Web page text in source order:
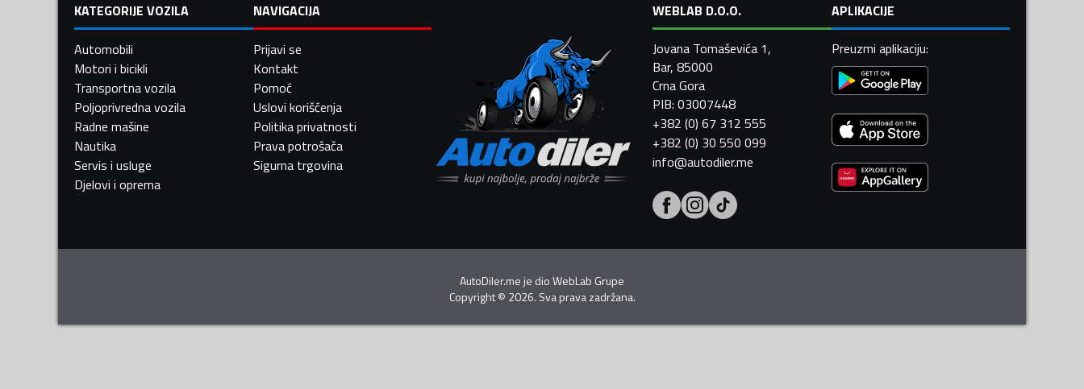
KATEGORIJE VOZILA
Automobili
Motori i bicikli
Transportna vozila
Poljoprivredna vozila
Radne mašine
Nautika
Servis i usluge
Djelovi i oprema
NAVIGACIJA
Prijavi se
Kontakt
Pomoć
Uslovi korišćenja
Politika privatnosti
Prava potrošača
Sigurna trgovina
WEBLAB D.O.O.
Jovana Tomaševića 1,
Bar, 85000
Crna Gora
PIB: 03007448
+382 (0) 67 312 555
+382 (0) 30 550 099
info@autodiler.me
APLIKACIJE
Preuzmi aplikaciju:
AutoDiler.me je dioWebLab Grupe
Copyright© 2026. Sva prava zadržana.